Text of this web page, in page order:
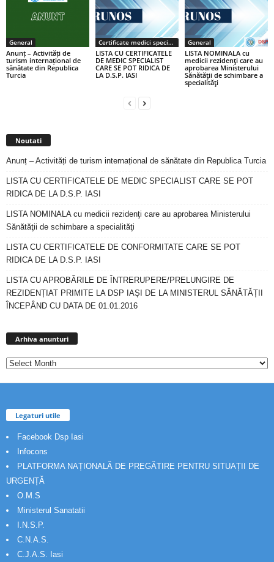
General
Anunț – Activități de
turism internațional de
sănătate din Republica
Turcia
Certificate medici specialiști / primari
LISTA CU CERTIFICATELE
DE MEDIC SPECIALIST
CARE SE POT RIDICA DE
LA D.S.P. IASI
General
LISTA NOMINALA cu
medicii rezidenţi care au
aprobarea Ministerului
Sănătăţii de schimbare a
specialităţi
Noutati
Anunț – Activități de turism internațional de sănătate din Republica Turcia
LISTA CU CERTIFICATELE DE MEDIC SPECIALIST CARE SE POT
RIDICA DE LA D.S.P. IASI
LISTA NOMINALA cu medicii rezidenţi care au aprobarea Ministerului
Sănătăţii de schimbare a specialităţi
LISTA CU CERTIFICATELE DE CONFORMITATE CARE SE POT
RIDICA DE LA D.S.P. IASI
LISTA CU APROBĂRILE DE ÎNTRERUPERE/PRELUNGIRE DE
REZIDENȚIAT PRIMITE LA DSP IAȘI DE LA MINISTERUL SĂNĂTĂȚII
ÎNCEPÂND CU DATA DE 01.01.2016
Arhiva anunturi
Legaturi utile
Facebook Dsp Iasi
Infocons
PLATFORMA NAȚIONALĂ DE PREGĂTIRE PENTRU SITUAȚII DE
URGENȚĂ
O.M.S
Ministerul Sanatatii
I.N.S.P.
C.N.A.S.
C.J.A.S. Iasi